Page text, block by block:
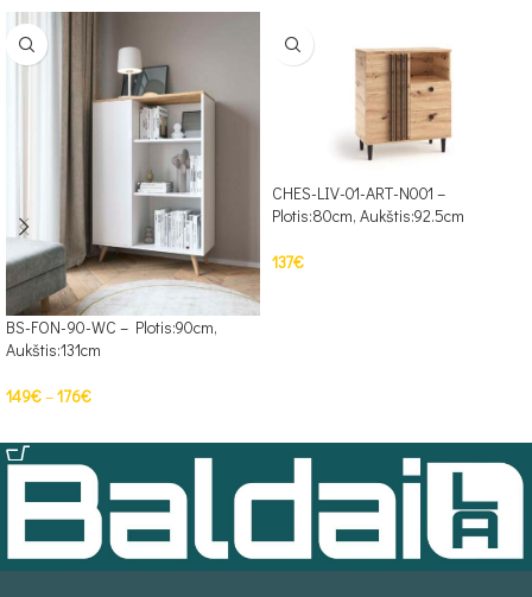
BS-FON-90-WC – Plotis:90cm,
Aukštis:131cm
149€–176€
CHES-LIV-01-ART-N001 –
Plotis:80cm, Aukštis:92.5cm
137€